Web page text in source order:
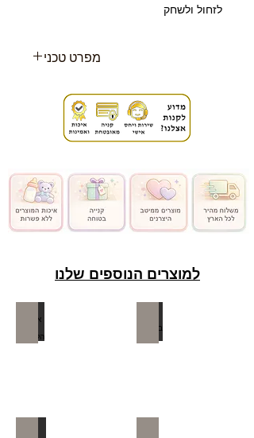
לזחול ולשחק
מפרט טכני
מידות: 85 (ר) 50 (ג) 85 (ע) ס”מ
משקל: 2.7 ק”ג
למוצרים הנוספים שלנו
אופניים / הליכונים בטיחות לתינוק